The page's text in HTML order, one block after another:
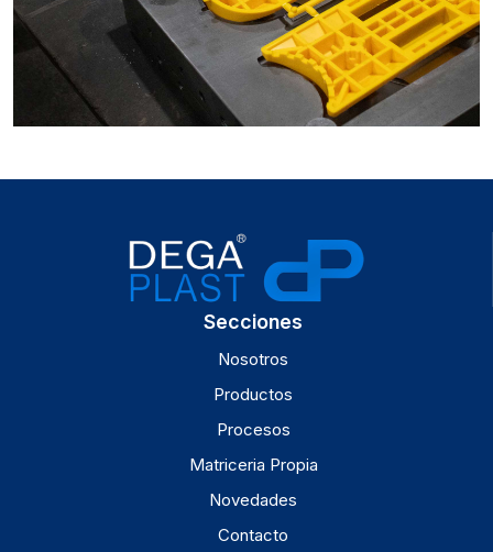
Secciones
Nosotros
Productos
Procesos
Matriceria Propia
Novedades
Contacto